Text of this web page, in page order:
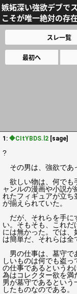
嫉妬深い強欲デブで
こそが唯一絶対の存在
スレ一覧
最初へ
1: ◆CItYBDS.l2 [sage]
?
その男は、強欲であ
欲しい物は、何でも
ャンルの漫画や小説
れたフィギュアが立ち
が揃えられていた。
だが、それらを手に
い。そもそも、これだ
には無かった。では、
は簡単だ、それらは全
男の仕事は、墓守で
しいものは何でも盗
の仕事であるというわ
為はコレクター欲を満
男が墓守であるとい
したものなのである。